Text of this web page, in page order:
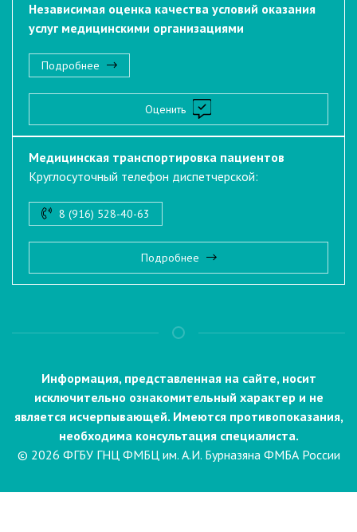
Независимая оценка качества условий оказания
услуг медицинскими организациями
Подробнее
Оценить
Медицинская транспортировка пациентов
Круглосуточный телефон диспетчерской:
8 (916) 528-40-63
Подробнее
Информация, представленная на сайте, носит
исключительно ознакомительный характер и не
является исчерпывающей. Имеются противопоказания,
необходима консультация специалиста.
© 2026 ФГБУ ГНЦ ФМБЦ им. А.И. Бурназяна ФМБА России